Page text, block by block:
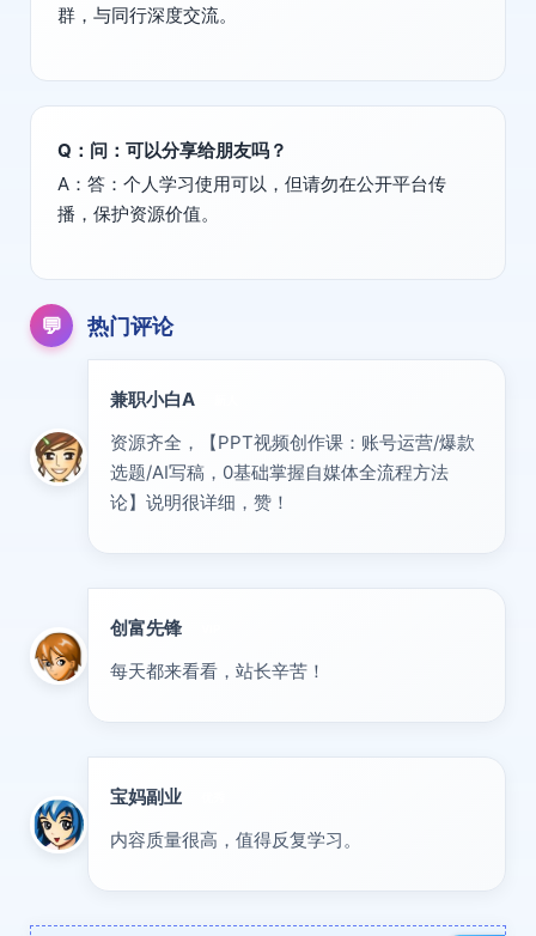
群，与同行深度交流。
Q：问：可以分享给朋友吗？
A：答：个人学习使用可以，但请勿在公开平台传
播，保护资源价值。
💬 热门评论
兼职小白A
资源齐全，【PPT视频创作课：账号运营/爆款
选题/AI写稿，0基础掌握自媒体全流程方法
论】说明很详细，赞！
创富先锋
每天都来看看，站长辛苦！
宝妈副业
内容质量很高，值得反复学习。